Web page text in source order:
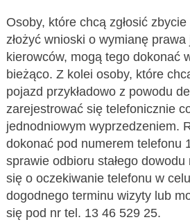
Osoby, które chcą zgłosić
złożyć wnioski o wymianę
kierowców, mogą tego dokonać
bieżąco. Z kolei osoby, które
pojazd przykładowo z powodu
zarejestrować się telefonicznie
jednodniowym wyprzedzeniem.
dokonać pod numerem telefonu
sprawie odbioru stałego
się o oczekiwanie telefonu w
dogodnego terminu wizyty lub
się pod nr tel. 13 46 529 25.